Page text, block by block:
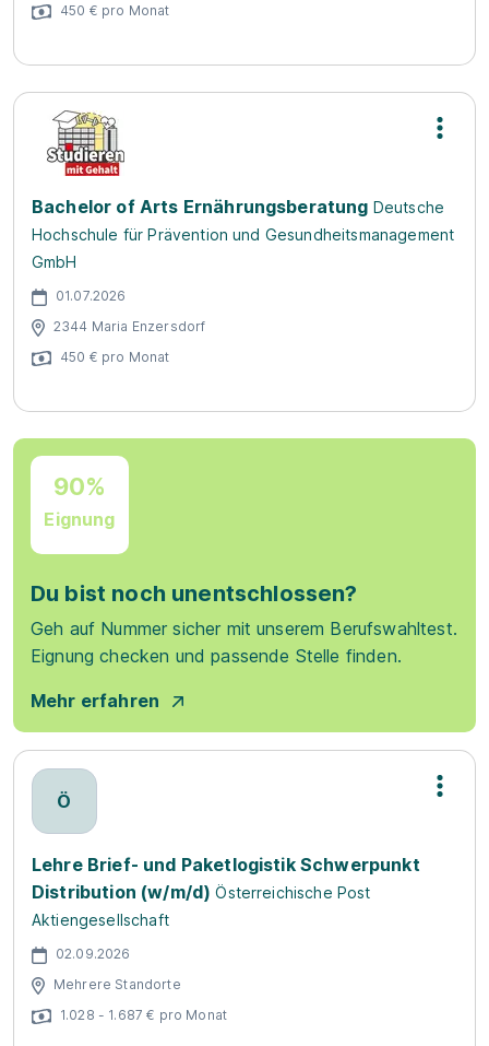
450 € pro Monat
Bachelor of Arts Ernährungsberatung Deutsche
Hochschule für Prävention und Gesundheitsmanagement
GmbH
01.07.2026
2344 Maria Enzersdorf
450 € pro Monat
90%
Eignung
Du bist noch unentschlossen?
Geh auf Nummer sicher mit unserem Berufswahltest.
Eignung checken und passende Stelle finden.
Mehr erfahren
Ö
Lehre Brief- und Paketlogistik Schwerpunkt
Distribution (w/m/d) Österreichische Post
Aktiengesellschaft
02.09.2026
Mehrere Standorte
1.028 - 1.687 € pro Monat